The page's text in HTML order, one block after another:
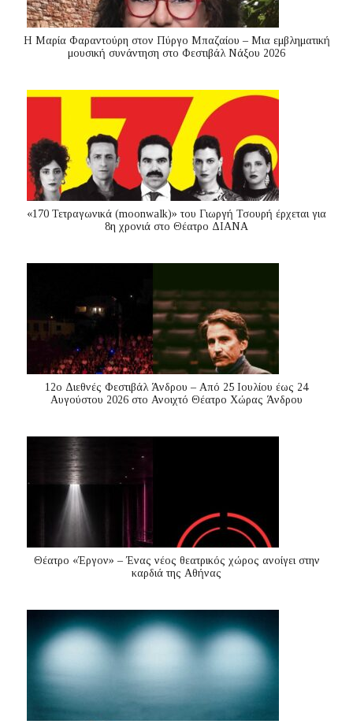
Η Μαρία Φαραντούρη στον Πύργο Μπαζαίου – Μια εμβληματική
μουσική συνάντηση στο Φεστιβάλ Νάξου 2026
«170 Τετραγωνικά (moonwalk)» του Γιωργή Τσουρή έρχεται για
8η χρονιά στο Θέατρο ΔΙΑΝΑ
12ο Διεθνές Φεστιβάλ Άνδρου – Από 25 Ιουλίου έως 24
Αυγούστου 2026 στο Ανοιχτό Θέατρο Χώρας Άνδρου
Θέατρο «Έργον» – Ένας νέος θεατρικός χώρος ανοίγει στην
καρδιά της Αθήνας